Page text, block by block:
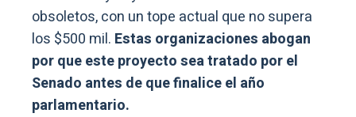
obsoletos, con un tope actual que no supera
los $500 mil. Estas organizaciones abogan
por que este proyecto sea tratado por el
Senado antes de que finalice el año
parlamentario.